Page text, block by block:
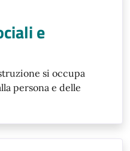
e
si occupa
persona e delle